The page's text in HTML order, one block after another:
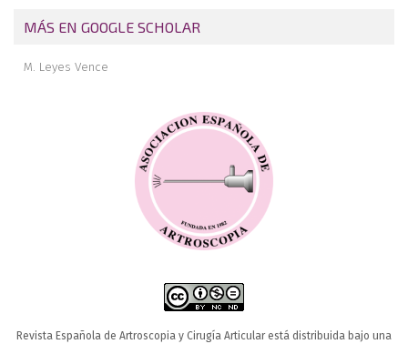
MÁS EN GOOGLE SCHOLAR
M. Leyes Vence
Revista Española de Artroscopia y Cirugía Articular está distribuida bajo una